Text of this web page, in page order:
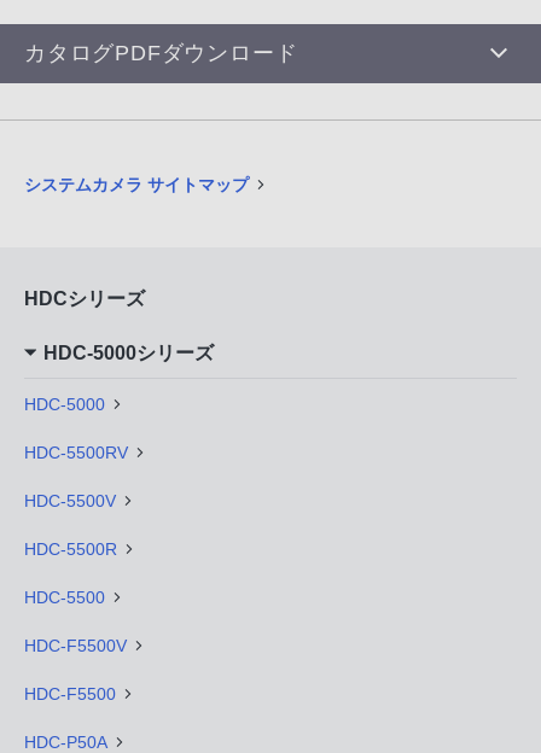
カタログPDFダウンロード
システムカメラ サイトマップ
HDCシリーズ
HDC-5000シリーズ
HDC-5000
HDC-5500RV
HDC-5500V
HDC-5500R
HDC-5500
HDC-F5500V
HDC-F5500
HDC-P50A